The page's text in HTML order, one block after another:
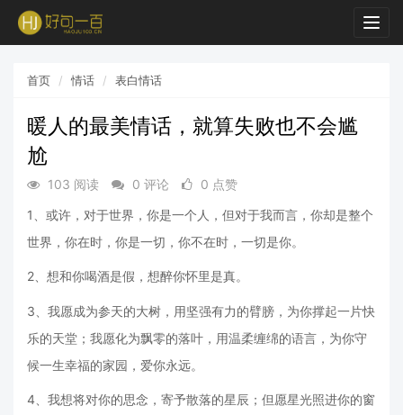
首页 情话 表白情话
暖人的最美情话，就算失败也不会尴
尬
103 阅读 0 评论
0 点赞
1、或许，对于世界，你是一个人，但对于我而言，你却是整个
世界，你在时，你是一切，你不在时，一切是你。
2、想和你喝酒是假，想醉你怀里是真。
3、我愿成为参天的大树，用坚强有力的臂膀，为你撑起一片快
乐的天堂；我愿化为飘零的落叶，用温柔缠绵的语言，为你守
候一生幸福的家园，爱你永远。
4、我想将对你的思念，寄予散落的星辰；但愿星光照进你的窗